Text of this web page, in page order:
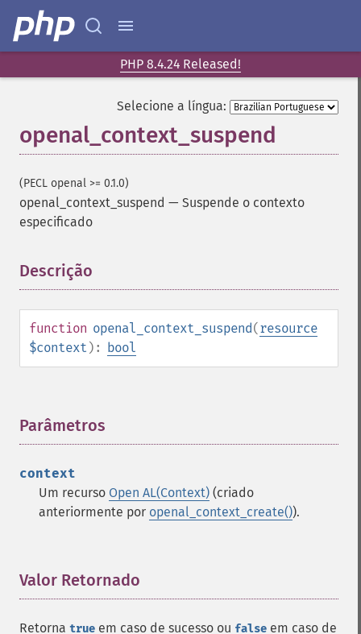
PHP 8.4.24 Released!
Selecione a língua:
openal_context_suspend
(PECL openal >= 0.1.0)
openal_context_suspend — Suspende o contexto
especificado
Descrição
function openal_context_suspend(resource
$context ): bool
Parâmetros
context
Um recurso Open AL(Context) (criado
anteriormente por openal_context_create()).
Valor Retornado
Retorna true em caso de sucesso ou false em caso de